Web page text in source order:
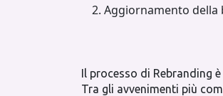
Aggiornamento della
Il processo di Rebranding
Tra gli avvenimenti più